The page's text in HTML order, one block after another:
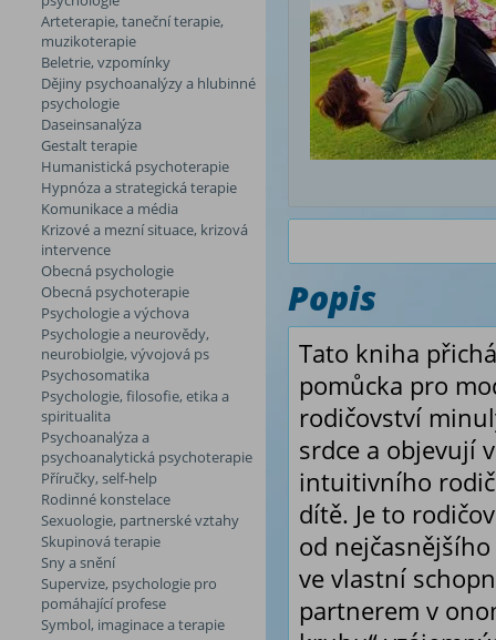
Arteterapie, taneční terapie,
muzikoterapie
Beletrie, vzpomínky
Dějiny psychoanalýzy a hlubinné
psychologie
Daseinsanalýza
Gestalt terapie
Humanistická psychoterapie
Hypnóza a strategická terapie
Komunikace a média
Krizové a mezní situace, krizová
intervence
Obecná psychologie
Obecná psychoterapie
Psychologie a výchova
Psychologie a neurovědy,
neurobiolgie, vývojová ps
Psychosomatika
Psychologie, filosofie, etika a
spiritualita
Psychoanalýza a
psychoanalytická psychoterapie
Příručky, self-help
Rodinné konstelace
Sexuologie, partnerské vztahy
Skupinová terapie
Sny a snění
Supervize, psychologie pro
pomáhající profese
Symbol, imaginace a terapie
Popis
Tato kniha
pomůcka pro
rodičovství
srdce a objevují
intuitivního
dítě. Je to
od
ve vlastní
partnerem v